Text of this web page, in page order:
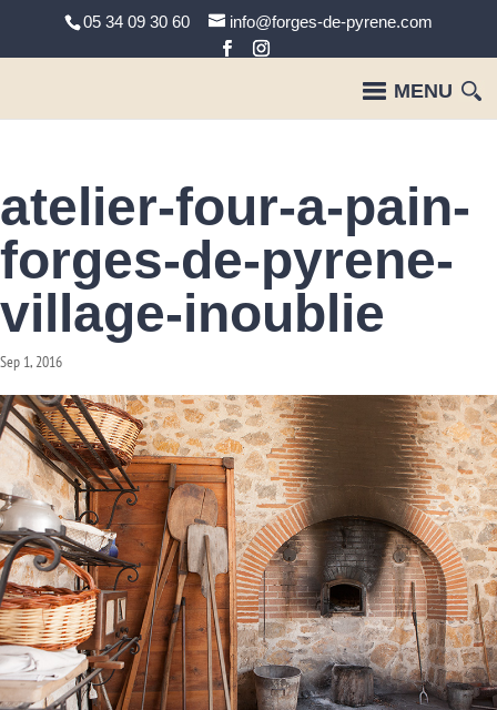
05 34 09 30 60 info@forges-de-pyrene.com
atelier-four-a-pain-
forges-de-pyrene-
village-inoublie
Sep 1, 2016